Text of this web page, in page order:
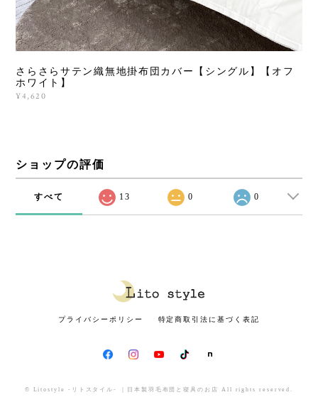
さらさらサテン織無地掛布団カバー【シングル】【オフ
ホワイト】
¥4,620
ショップの評価
すべて 13 0 0
プライバシーポリシー 特定商取引法に基づく表記
© Litostyle -リトスタイル- ｜日本製羽毛布団と寝具のお店 All rights reserved.